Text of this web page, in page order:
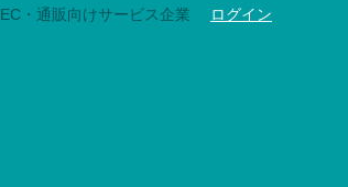
EC・通販向けサービス企業 ログイン